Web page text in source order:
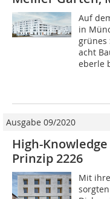
Auf
in
grünes
acht
eberle
Ausgabe 09/2020
High-
Prinzip 2226
Mit